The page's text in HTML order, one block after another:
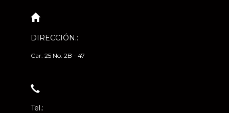
DIRECCIÓN.:
Car. 25 No. 2B - 47
Tel.: